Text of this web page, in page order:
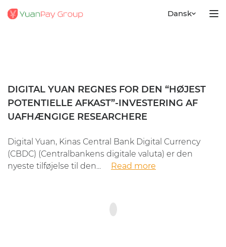
Dansk
DIGITAL YUAN REGNES FOR DEN “HØJEST
POTENTIELLE AFKAST”-INVESTERING AF
UAFHÆNGIGE RESEARCHERE
Digital Yuan, Kinas Central Bank Digital Currency
(CBDC) (Centralbankens digitale valuta) er den
nyeste tilføjelse til den...
Read more